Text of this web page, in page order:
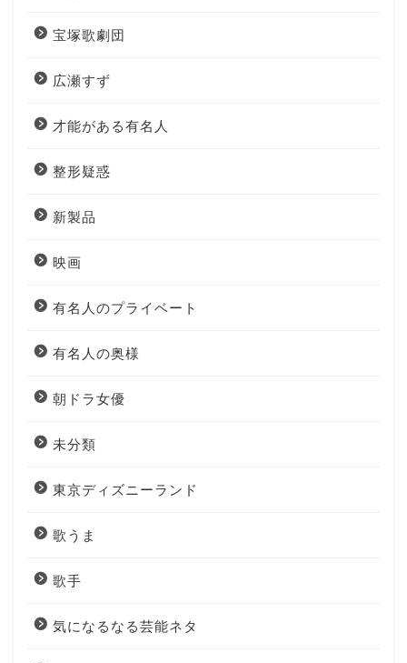
宝塚歌劇団
広瀬すず
才能がある有名人
整形疑惑
新製品
映画
有名人のプライベート
有名人の奥様
朝ドラ女優
未分類
東京ディズニーランド
歌うま
歌手
気になるなる芸能ネタ